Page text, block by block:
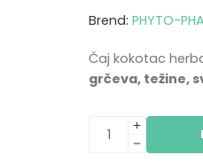
Brend: PHYTO-
Čaj kokotac
grčeva, težine,